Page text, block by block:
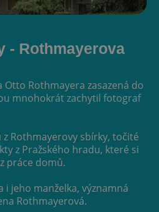
- Rothmayerova
Rothmayera zasazená do
mnohokrát zachytil fotograf
Rothmayerovy sbírky, točité
z Pražského hradu, které si
práce domů.
i jeho manželka, významná
Rothmayerová.